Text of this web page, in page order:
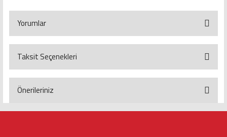
Yorumlar
Bu ürüne ilk yorumu siz yapın!
Taksit Seçenekleri
Önerileriniz